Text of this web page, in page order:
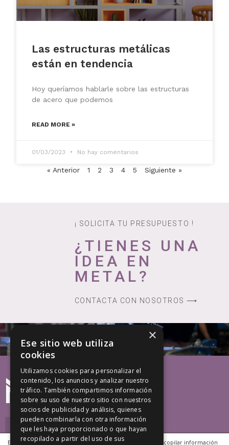
Este sitio web utiliza cookies propias y de terceros para recopilar información
Las estructuras metálicas
están en tendencia
Hoy queríamos hablarle sobre las estructuras
de acero que podemos
READ MORE »
01/03/2023 No hay comentarios
« Anterior 1 2 3 4 5 Siguiente »
¡ SOLICITA TU PRESUPUESTO !
¿TIENES UNA
IDEA EN
METAL?
CONTACTA CON NOSOTROS ⟶
×
Ese sitio web utiliza
cookies
Utilizamos cookies para personalizar el
contenido, los anuncios y analizar nuestro
tráfico. También compartimos información
sobre su uso de nuestro sitio con nuestros
socios de publicidad y análisis, quienes
pueden combinarla con otra información
que les haya proporcionado o que hayan
recopilado a partir del uso de sus